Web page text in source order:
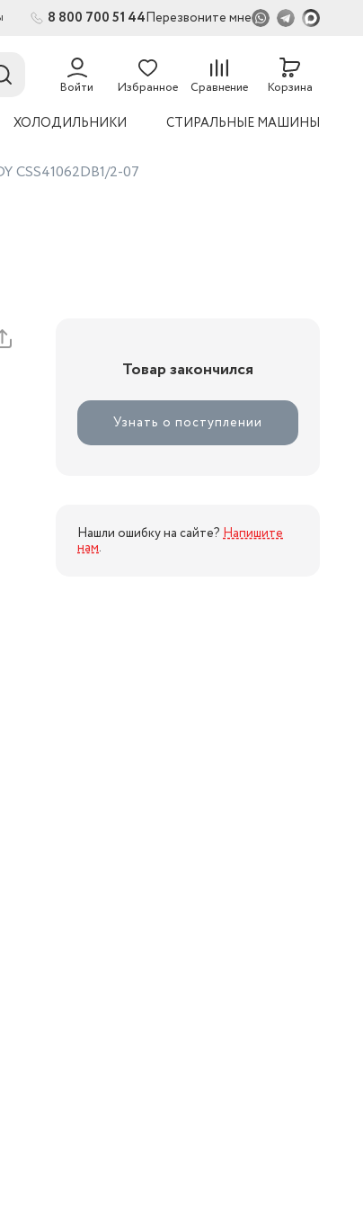
8 800 700 51 44Перезвоните мне
Войти Избранное Сравнение
54
Корзина
ХОЛОДИЛЬНИКИ СТИРАЛЬНЫЕ МАШИНЫ
CSS41062DB1/2-07
Товар закончился
Узнать о поступлении
Нашли ошибку на сайте? Напишите
нам.